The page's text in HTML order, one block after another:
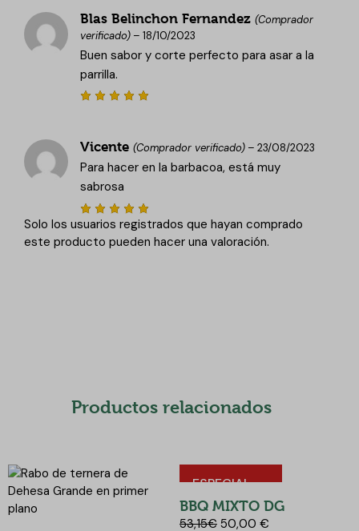
Blas Belinchon Fernandez (Comprador
verificado) – 18/10/2023
Buen sabor y corte perfecto para asar a la
parrilla.
Valorado
con
de
5
Vicente (Comprador verificado) – 23/08/2023
Para hacer en la barbacoa, está muy
sabrosa
Solo los usuarios registrados que hayan comprado
este producto pueden hacer una valoración.
Productos relacionados
ESPECIAL
BARBACOAS
BBQ MIXTO DG
53,15€ 50,00 €